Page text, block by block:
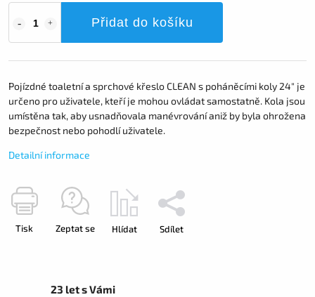
Přidat do košíku
Pojízdné toaletní a sprchové křeslo CLEAN s poháněcími koly 24" je
určeno pro uživatele, kteří je mohou ovládat samostatně. Kola jsou
umístěna tak, aby usnadňovala manévrování aniž by byla ohrožena
bezpečnost nebo pohodlí uživatele.
Detailní informace
Tisk Zeptat se Hlídat Sdílet
23 let s Vámi